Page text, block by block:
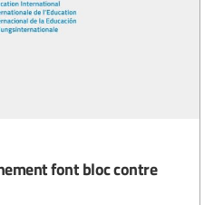
font bloc contre